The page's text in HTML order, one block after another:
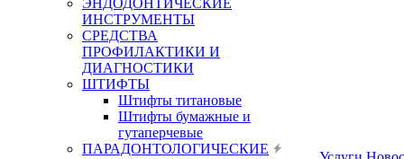
ЭНДОДОНТИЧЕСКИЕ
ИНСТРУМЕНТЫ
СРЕДСТВА
ПРОФИЛАКТИКИ И
ДИАГНОСТИКИ
ШТИФТЫ
Штифты титановые
Штифты бумажные и
гутаперчевые
ПАРАДОНТОЛОГИЧЕСКИЕ